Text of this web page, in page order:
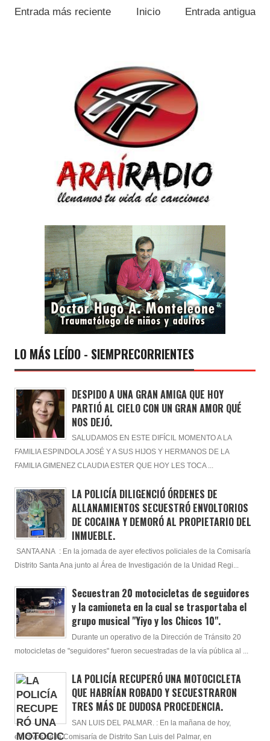
Entrada más reciente Entrada antigua
Inicio
LO MÁS LEÍDO - SIEMPRECORRIENTES
DESPIDO A UNA GRAN AMIGA QUE HOY
PARTIÓ AL CIELO CON UN GRAN AMOR QUÉ
NOS DEJÓ.
SALUDAMOS EN ESTE DIFÍCIL MOMENTO A LA
FAMILIA ESPINDOLA JOSÉ Y A SUS HIJOS Y HERMANOS DE LA
FAMILIA GIMENEZ CLAUDIA ESTER QUE HOY LES TOCA ...
LA POLICÍA DILIGENCIÓ ÓRDENES DE
ALLANAMIENTOS SECUESTRÓ ENVOLTORIOS
DE COCAINA Y DEMORÓ AL PROPIETARIO DEL
INMUEBLE.
SANTA ANA : En la jornada de ayer efectivos policiales de la Comisaría
Distrito Santa Ana junto al Área de Investigación de la Unidad Regi...
Secuestran 20 motocicletas de seguidores
y la camioneta en la cual se trasportaba el
grupo musical "Yiyo y los Chicos 10".
Durante un operativo de la Dirección de Tránsito 20
motocicletas de "seguidores" fueron secuestradas de la vía pública al ...
LA POLICÍA RECUPERÓ UNA MOTOCICLETA
QUE HABRÍAN ROBADO Y SECUESTRARON
TRES MÁS DE DUDOSA PROCEDENCIA.
SAN LUIS DEL PALMAR. : En la mañana de hoy,
efectivos de la Comisaría de Distrito San Luis del Palmar, en